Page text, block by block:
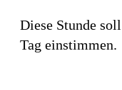
Diese Stunde
Tag einstimmen.